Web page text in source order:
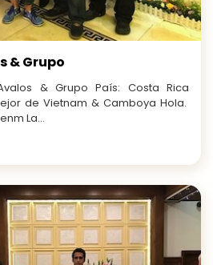
& Grupo
& Grupo País: Costa Rica
de Vietnam & Camboya Hola.
La...